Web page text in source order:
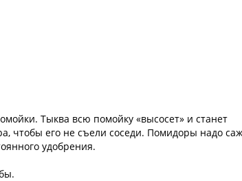
Тыква всю помойку «высосет» и станет
чтобы его не съели соседи. Помидоры надо
удобрения.